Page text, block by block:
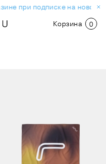
при подписке на
Корзина 0